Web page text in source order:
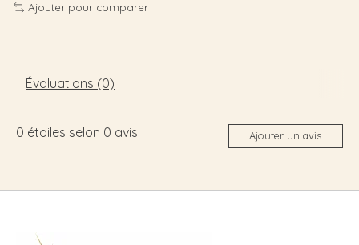
Ajouter pour comparer
Évaluations (0)
0 étoiles selon 0 avis Ajouter un avis